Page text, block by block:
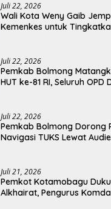
Juli 22, 2026
Wali Kota Weny Gaib
Kemenkes untuk
Juli 22, 2026
Pemkab Bolmong
HUT ke-81 RI, Seluruh OPD
Juli 22, 2026
Pemkab Bolmong Dorong
Navigasi TUKS Lewat
Juli 21, 2026
Pemkot Kotamobagu
Alkhairat, Pengurus